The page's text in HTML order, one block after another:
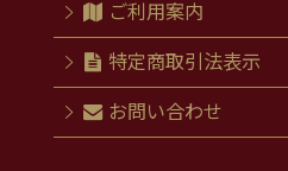
ご利用案内
特定商取引法表示
お問い合わせ